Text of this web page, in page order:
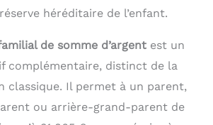
héréditaire de l’enfant.
de somme d’argent est un
complémentaire, distinct de la
classique. Il permet à un parent,
ou arrière-grand-parent de